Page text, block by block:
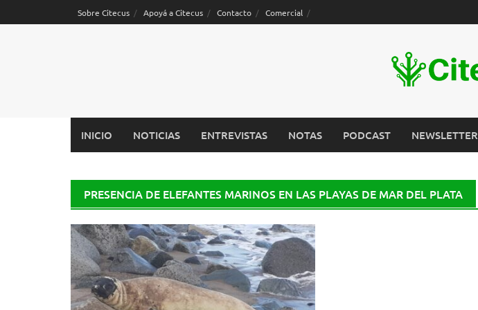
Sobre Citecus Apoyá a Citecus Contacto Comercial
INICIO NOTICIAS ENTREVISTAS NOTAS PODCAST NEWSLETTER
PRESENCIA DE ELEFANTES MARINOS EN LAS PLAYAS DE MAR DEL PLATA